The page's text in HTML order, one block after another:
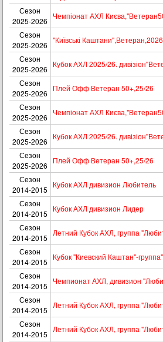
Сезон
2025-2026
Чемпіонат АХЛ
Сезон
2025-2026
"Київські Каштани",Ветеран,2026
Сезон
2025-2026
Кубок АХЛ 2025/26.
Сезон
2025-2026
Плей Офф Ветеран 50+,25/26
Сезон
2025-2026
Чемпіонат АХЛ
Сезон
2025-2026
Кубок АХЛ 2025/26.
Сезон
2025-2026
Плей Офф Ветеран 50+,25/26
Сезон
2014-2015
Кубок АХЛ дивизион Любитель
Сезон
2014-2015
Кубок АХЛ дивизион Лидер
Сезон
2014-2015
Летний Кубок АХЛ, группа
Сезон
2014-2015
Кубок "Киевский Каштан"-
Сезон
2014-2015
Чемпионат АХЛ, дивизион
Сезон
2014-2015
Летний Кубок АХЛ, группа
Сезон
2014-2015
Летний Кубок АХЛ, группа